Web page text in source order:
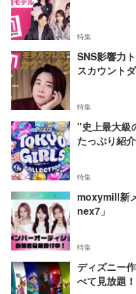
特集
SNS影響力
スカウントダ
特集
"史上最大級
たっぷり紹介
特集
moxymill新
nex7」
特集
ディズニー
べて見放題！